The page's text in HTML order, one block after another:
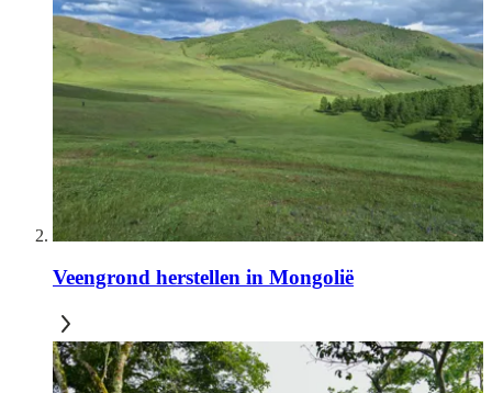
Veengrond herstellen in Mongolië